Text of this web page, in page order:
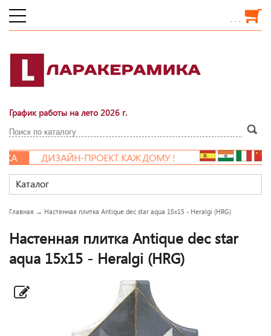
. . .
График работы на лето 2026 г.
ДИЗАЙН-ПРОЕКТ КАЖДОМУ !
Каталог
Главная → Настенная плитка Antique dec star aqua 15x15 - Heralgi (HRG)
Настенная плитка Antique dec star
aqua 15x15 - Heralgi (HRG)